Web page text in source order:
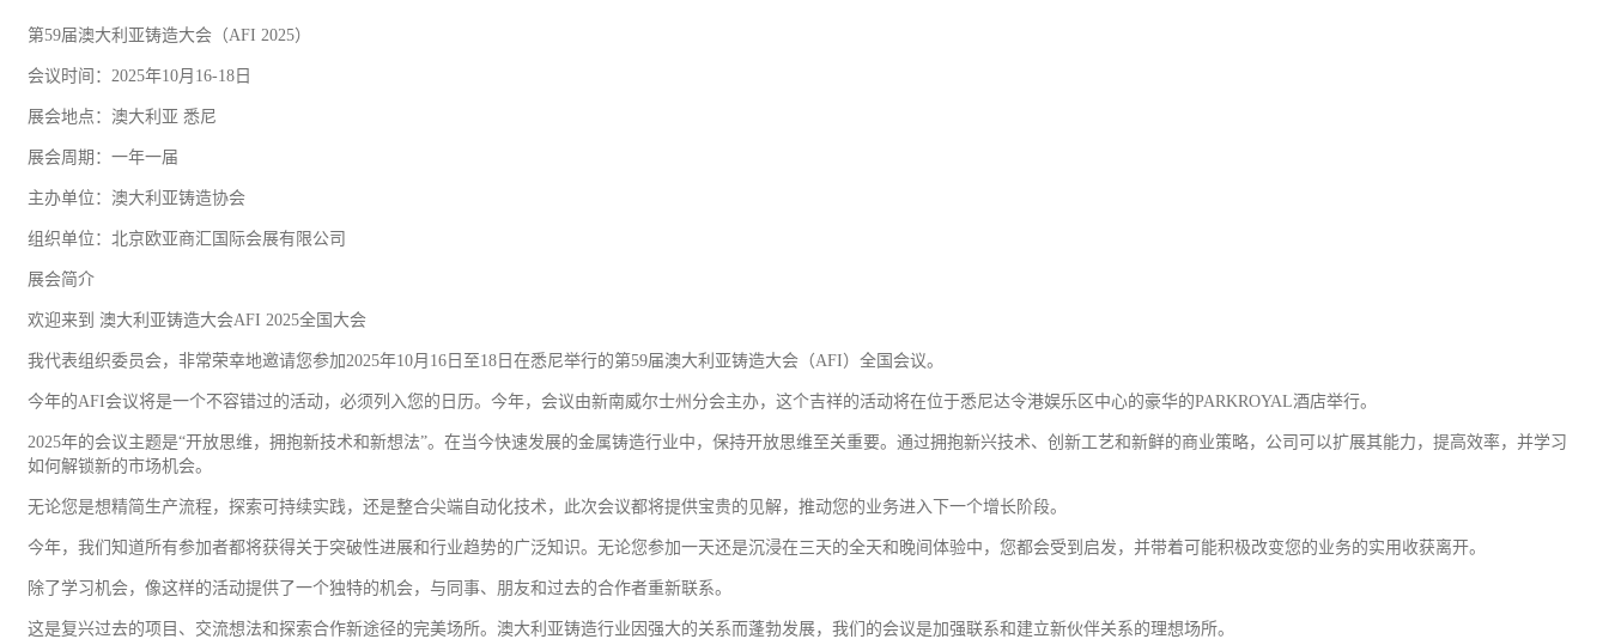
第59届澳大利亚铸造大会（AFI 2025）
会议时间：2025年10月16-18日
展会地点：澳大利亚 悉尼
展会周期：一年一届
主办单位：澳大利亚铸造协会
组织单位：北京欧亚商汇国际会展有限公司
展会简介
欢迎来到 澳大利亚铸造大会AFI 2025全国大会
我代表组织委员会，非常荣幸地邀请您参加2025年10月16日至18日在悉尼举行的第59届澳大利亚铸造大会（AFI）全国会议。
今年的AFI会议将是一个不容错过的活动，必须列入您的日历。今年，会议由新南威尔士州分会主办，这个吉祥的活动将在位于悉尼达令港娱乐区中心的豪华的PARKROYAL酒店举行。
2025年的会议主题是“开放思维，拥抱新技术和新想法”。在当今快速发展的金属铸造行业中，保持开放思维至关重要。通过拥抱新兴技术、创新工艺和新鲜的商业策略，公司可以扩展其能力，提高效率，并学习
如何解锁新的市场机会。
无论您是想精简生产流程，探索可持续实践，还是整合尖端自动化技术，此次会议都将提供宝贵的见解，推动您的业务进入下一个增长阶段。
今年，我们知道所有参加者都将获得关于突破性进展和行业趋势的广泛知识。无论您参加一天还是沉浸在三天的全天和晚间体验中，您都会受到启发，并带着可能积极改变您的业务的实用收获离开。
除了学习机会，像这样的活动提供了一个独特的机会，与同事、朋友和过去的合作者重新联系。
这是复兴过去的项目、交流想法和探索合作新途径的完美场所。澳大利亚铸造行业因强大的关系而蓬勃发展，我们的会议是加强联系和建立新伙伴关系的理想场所。